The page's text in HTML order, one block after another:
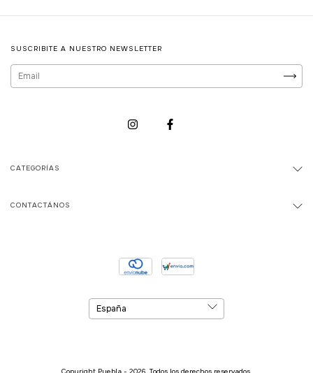
SUSCRIBITE A NUESTRO NEWSLETTER
CATEGORÍAS
CONTACTÁNOS